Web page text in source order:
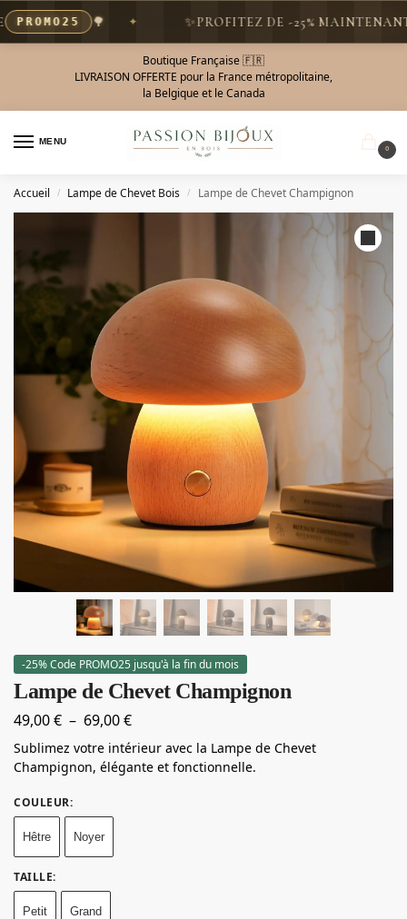
🌳 PROFITEZ DE -25% MAINTENANT
Boutique Française 🇫🇷
LIVRAISON OFFERTE pour la France métropolitaine,
la Belgique et le Canada
MENU
0
Accueil / Lampe de Chevet Bois / Lampe de Chevet Champignon
-25% Code PROMO25 jusqu'à la fin du mois
Lampe de Chevet Champignon
49,00€ – 69,00€
Sublimez votre intérieur avec la Lampe de Chevet
Champignon, élégante et fonctionnelle.
COULEUR:
Hêtre Noyer
TAILLE:
Petit Grand